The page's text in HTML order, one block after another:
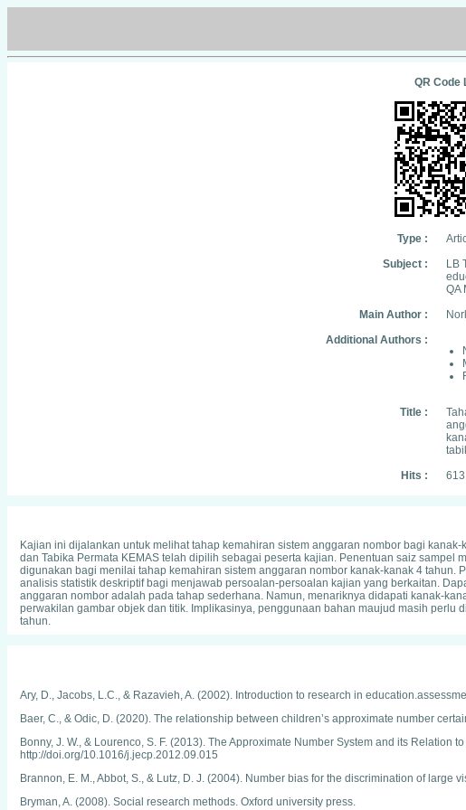
QR Code
Type :
Subject :
LB
QA
Main Author :
Additional Authors :
Title :
Hits :
613
Kajian ini dijalankan untuk melihat tahap kemahiran sistem anggaran nombor bagi
dan Tabika Permata KEMAS telah dipilih sebagai peserta kajian. Penentuan saiz
digunakan bagi menilai tahap kemahiran sistem anggaran nombor kanak-kanak 4
analisis statistik deskriptif bagi menjawab persoalan-persoalan kajian yang berkaitan.
anggaran nombor adalah pada tahap sederhana. Namun, menariknya didapati kanak-
perwakilan gambar objek dan titik. Implikasinya, penggunaan bahan maujud masih
tahun.
Ary, D., Jacobs, L.C., & Razavieh, A. (2002). Introduction to research in
Baer, C., & Odic, D. (2020). The relationship between children’s approximate number
Bonny, J. W., & Lourenco, S. F. (2013). The Approximate Number System and its
http://doi.org/10.1016/j.jecp.2012.09.015
Brannon, E. M., Abbot, S., & Lutz, D. J. (2004). Number bias for the discrimination of large
Bryman, A. (2008). Social research methods. Oxford university press.